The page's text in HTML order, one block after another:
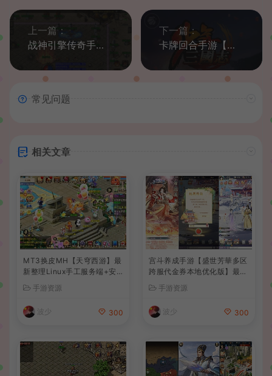
上一篇：
战神引擎传奇手游【秋风沉默】最新整理复古Win系服务端+安卓苹果双端+GM授权后台+详细搭建教程
下一篇：
卡牌回合手游【玄金少年三国志】最新整理Linux手工服务端+安卓+GM后台+详细搭建教程
常见问题
相关文章
MT3换皮MH【天穹西游】最
新整理Linux手工服务端+安
卓苹果双端+GM后台+详细搭
建教程+全套源码+视频教程
手游资源
波少 300
宫斗养成手游【盛世芳華多区
跨服代金券本地优化版】最新
整理单机一键即玩端+Linux
手工服务端+CDK授权后台
+安卓+详细搭建教程
手游资源
波少 300